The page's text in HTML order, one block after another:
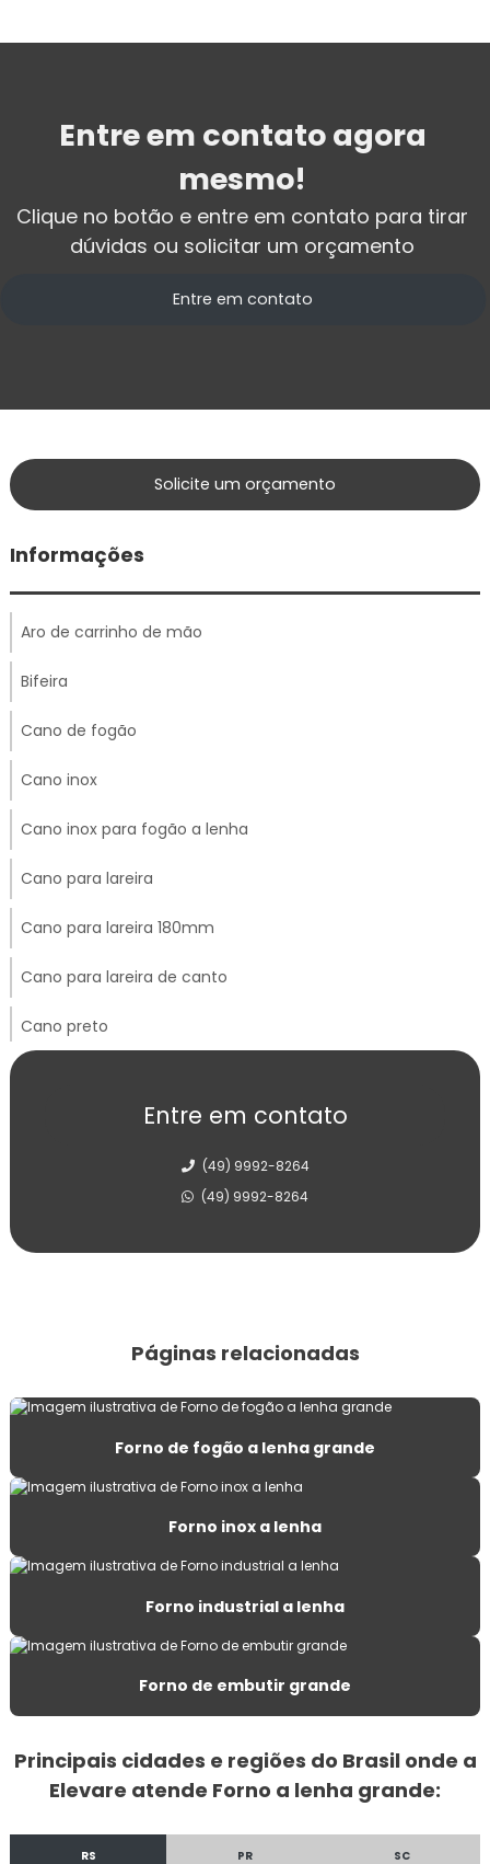
Entre em contato agora
mesmo!
Clique no botão e entre em contato para tirar
dúvidas ou solicitar um orçamento
Entre em contato
Solicite um orçamento
Informações
Aro de carrinho de mão
Bifeira
Cano de fogão
Cano inox
Cano inox para fogão a lenha
Cano para lareira
Cano para lareira 180mm
Cano para lareira de canto
Cano preto
Carrinho de mão resistente
Chapa de ferro para fogão a lenha
Churrasqueira de costelão
Churrasqueira inox a carvão
Churrasqueira inox a carvão grande
Churrasqueira metálica de parede
Churrasqueira portátil a carvão grande
Churrasqueira portátil carvão com tampa
Entre em contato
(49) 9992-8264
(49) 9992-8264
Páginas relacionadas
Forno de fogão a lenha grande
Forno inox a lenha
Forno industrial a lenha
Forno de embutir grande
Principais cidades e regiões do Brasil onde a
Elevare atende Forno a lenha grande:
RS PR SC